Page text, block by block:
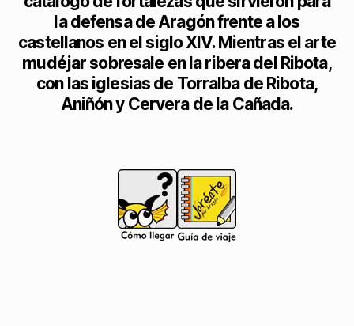
la defensa de Aragón frente a los
castellanos en el siglo XIV. Mientras el arte
mudéjar sobresale en la ribera del Ribota,
con las iglesias de Torralba de Ribota,
Aniñón y Cervera de la Cañada.